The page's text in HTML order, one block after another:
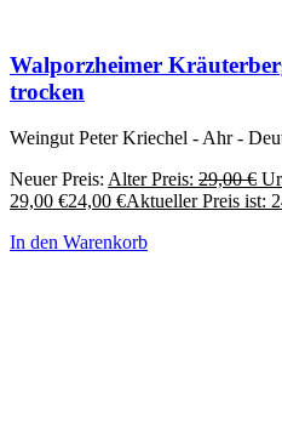
Walporzheimer
trocken
Weingut Peter Kriechel - Ahr -
Neuer Preis: Alter Preis: 29,00€
29,00 €24,00 €Aktueller Preis ist:
In den Warenkorb